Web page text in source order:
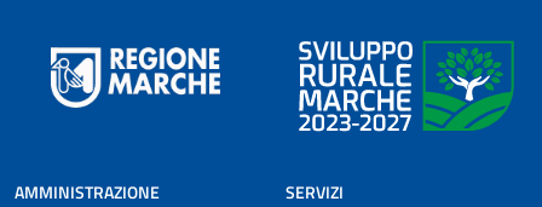
AMMINISTRAZIONE
SERVIZI